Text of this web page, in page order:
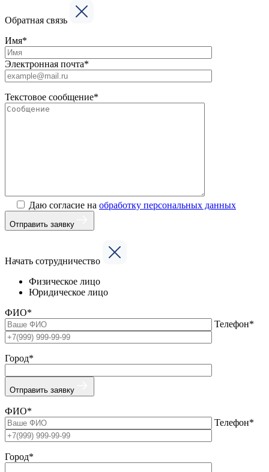
Обратная связь
Имя*
Электронная почта*
Текстовое сообщение*
Даю согласие на обработку персональных данных
Отправить заявку
Начать сотрудничество
Физическое лицо
Юридическое лицо
ФИО*
Телефон*
Город*
Отправить заявку
ФИО*
Телефон*
Город*